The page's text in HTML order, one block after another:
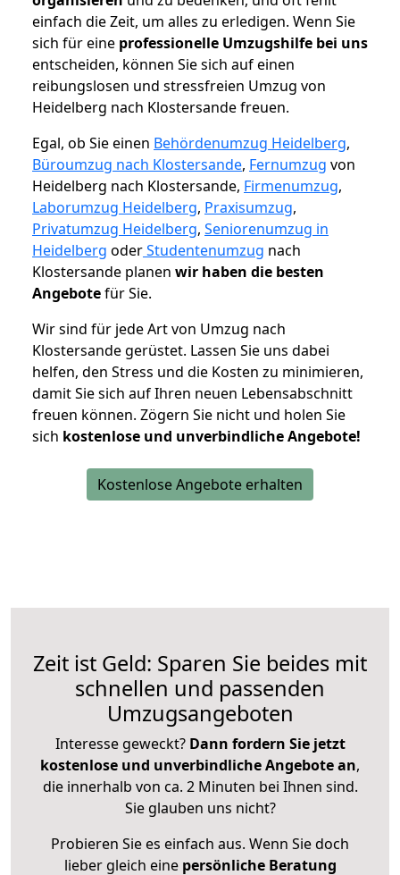
einfach die Zeit, um alles zu erledigen. Wenn Sie
sich für eine professionelle Umzugshilfe bei uns
entscheiden, können Sie sich auf einen
reibungslosen und stressfreien Umzug von
Heidelberg nach Klostersande freuen.
Egal, ob Sie einen Behördenumzug Heidelberg,
Büroumzug nach Klostersande, Fernumzug von
Heidelberg nach Klostersande, Firmenumzug,
Laborumzug Heidelberg, Praxisumzug,
Privatumzug Heidelberg, Seniorenumzug in
Heidelberg oderStudentenumzug nach
Klostersande planen wir haben die besten
Angebotefür Sie.
Wir sind für jede Art von Umzug nach
Klostersande gerüstet. Lassen Sie uns dabei
helfen, den Stress und die Kosten zu minimieren,
damit Sie sich auf Ihren neuen Lebensabschnitt
freuen können. Zögern Sie nicht und holen Sie
sich kostenlose und unverbindliche Angebote!
Kostenlose Angebote erhalten
Zeit ist Geld: Sparen Sie beides mit
schnellen und passenden
Umzugsangeboten
Interesse geweckt? Dann fordern Sie jetzt
kostenlose und unverbindliche Angebote an,
die innerhalb von ca. 2 Minuten bei Ihnen sind.
Sie glauben uns nicht?
Probieren Sie es einfach aus. Wenn Sie doch
lieber gleich eine persönliche Beratung